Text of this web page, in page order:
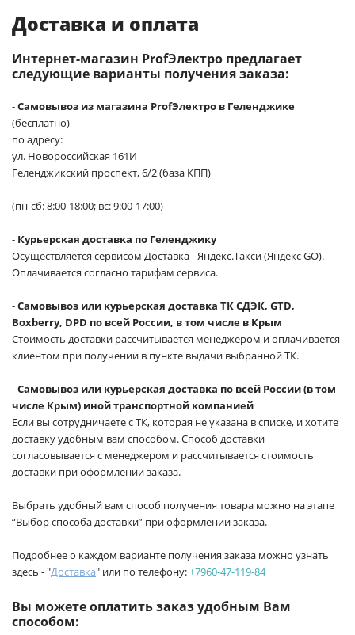
Доставка и оплата
Интернет-магазин ProfЭлектро предлагает
следующие варианты получения заказа:
-Самовывоз из магазина ProfЭлектро в Геленджике
(бесплатно)
по адресу:
ул. Новороссийская 161И
Геленджикский проспект, 6/2 (база КПП)
(пн-сб: 8:00-18:00; вс: 9:00-17:00)
- Курьерская доставка по Геленджику
Осуществляется сервисом Доставка - Яндекс.Такси (Яндекс GO).
Оплачивается согласно тарифам сервиса.
-Самовывоз или курьерская доставка ТК СДЭК, GTD,
Boxberry, DPD по всей России, в том числе в Крым
Стоимость доставки рассчитывается менеджером и оплачивается
клиентом при получении в пункте выдачи выбранной ТК.
-Самовывоз или курьерская доставка по всей России (в том
числе Крым) иной транспортной компанией
Если вы сотрудничаете с ТК, которая не указана в списке, и хотите
доставку удобным вам способом. Способ доставки
согласовывается с менеджером и рассчитывается стоимость
доставки при оформлении заказа.
Выбрать удобный вам способ получения товара можно на этапе
“Выбор способа доставки” при оформлении заказа.
Подробнее о каждом варианте получения заказа можно узнать
здесь - "Доставка" или по телефону:+7960-47-119-84
Вы можете оплатить заказ удобным Вам
способом: